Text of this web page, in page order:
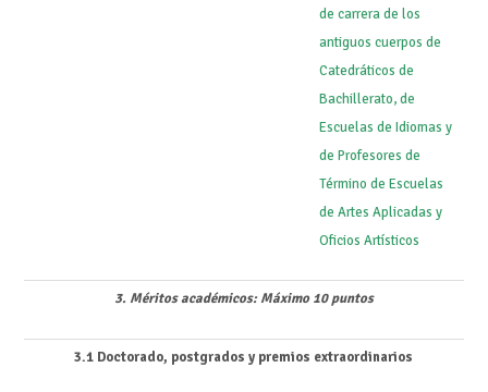
de carrera de los
antiguos cuerpos de
Catedráticos de
Bachillerato, de
Escuelas de Idiomas y
de Profesores de
Término de Escuelas
de Artes Aplicadas y
Oficios Artísticos
3. Méritos académicos: Máximo 10 puntos
3.1 Doctorado, postgrados y premios extraordinarios